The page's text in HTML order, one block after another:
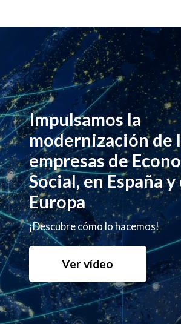
Impulsamos la
modernización de
empresas de
Social, en España y
Europa
¡Descubre cómo lo hacemos!
Ver vídeo